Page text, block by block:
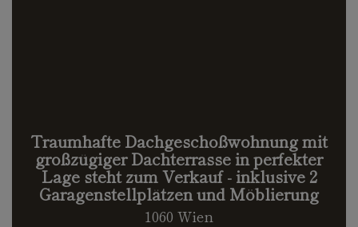
Traumhafte Dachgeschoßwohnung mit
großzügiger Dachterrasse in perfekter
Lage steht zum Verkauf - inklusive 2
Garagenstellplätzen und Möblierung
1060 Wien